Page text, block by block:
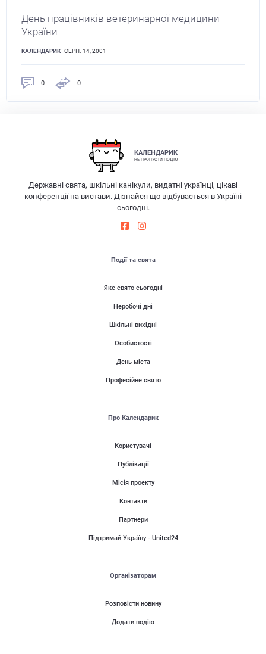
День працівників ветеринарної медицини
України
КАЛЕНДАРИК СЕРП. 14, 2001
0 0
КАЛЕНДАРИК
НЕ ПРОПУСТИ ПОДІЮ
Державні свята, шкільні канікули, видатні українці, цікаві
конференції на вистави. Дізнайся що відбувається в Україні
сьогодні.
Події та свята
Яке свято сьогодні
Неробочі дні
Шкільні вихідні
Особистості
День міста
Професійне свято
Про Календарик
Користувачі
Публікації
Місія проекту
Контакти
Партнери
Підтримай Україну - United24
Організаторам
Розповісти новину
Додати подію